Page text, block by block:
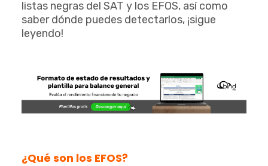
listas negras del SAT y los EFOS, así como
saber dónde puedes detectarlos, ¡sigue
leyendo!
¿Qué son los EFOS?